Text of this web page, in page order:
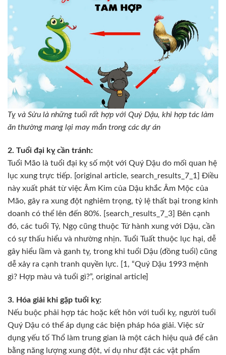
Tỵ và Sửu là những tuổi rất hợp với Quý Dậu, khi hợp tác làm
ăn thường mang lại may mắn trong các dự án
2. Tuổi đại kỵ cần tránh:
Tuổi Mão là tuổi đại kỵ số một với Quý Dậu do mối quan hệ
lục xung trực tiếp. [original article, search_results_7_1] Điều
này xuất phát từ việc Âm Kim của Dậu khắc Âm Mộc của
Mão, gây ra xung đột nghiêm trọng, tỷ lệ thất bại trong kinh
doanh có thể lên đến 80%. [search_results_7_3] Bên cạnh
đó, các tuổi Tý, Ngọ cũng thuộc Tứ hành xung với Dậu, cần
có sự thấu hiểu và nhường nhịn. Tuổi Tuất thuộc lục hại, dễ
gây hiểu lầm và ganh tỵ, trong khi tuổi Dậu (đồng tuổi) cũng
dễ xảy ra cạnh tranh quyền lực. [1, “Quý Dậu 1993 mệnh
gì? Hợp màu và tuổi gì?”, original article]
3. Hóa giải khi gặp tuổi kỵ:
Nếu buộc phải hợp tác hoặc kết hôn với tuổi kỵ, người tuổi
Quý Dậu có thể áp dụng các biện pháp hóa giải. Việc sử
dụng yếu tố Thổ làm trung gian là một cách hiệu quả để cân
bằng năng lượng xung đột, ví dụ như đặt các vật phẩm